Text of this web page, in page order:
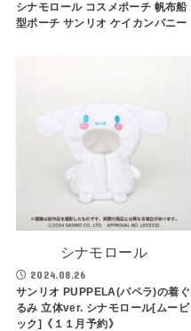
シナモロール コスメポーチ 帆布船
型ポーチ サンリオ ケイカンパニー
シナモロール
2024.08.26
サンリオ PUPPELA(パペラ)の着ぐ
るみ 立体ver. シナモロール[ムービ
ック]《１１月予約》